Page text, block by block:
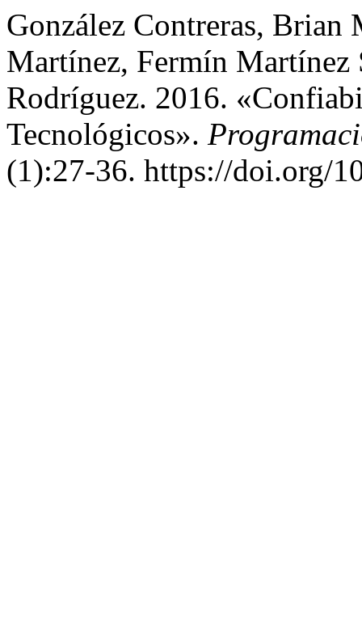
González Contreras, Brian
Martínez, Fermín Martínez
Rodríguez. 2016.
Tecnológicos».
(1):27-36. https://doi.org/